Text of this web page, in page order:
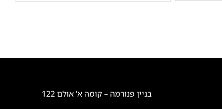
בניין פנורמה – קומה א' אולם 122